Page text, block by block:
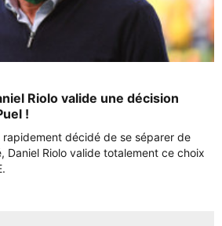
Riolo valide une décision
!
rapidement décidé de se séparer de
Daniel Riolo valide totalement ce choix